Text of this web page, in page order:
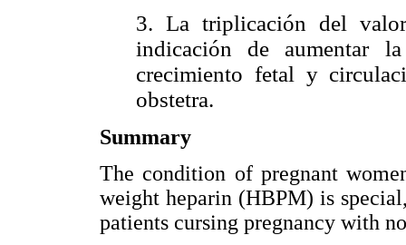
3. La triplicación del
indicación de aumentar
crecimiento fetal y
obstetra.
Summary
The condition of pregnant
weight heparin (HBPM) is
patients cursing pregnancy with